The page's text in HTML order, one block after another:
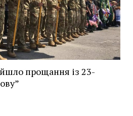
прощання із 23-